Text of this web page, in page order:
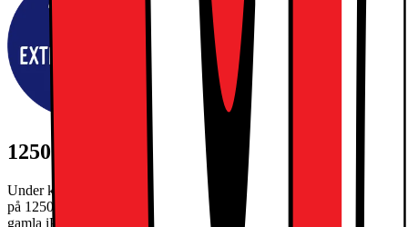
1250:- EXTRA INBYTESRABATT
Under kampanjperioden 27/7-30/8/2026 får du extra inbytesrabatt
på 1250kr när du byter in din gamla iPad och köper en ny. Din
gamla iPad måste ha ett inbytesvärde på minst 300kr. Gäller max en